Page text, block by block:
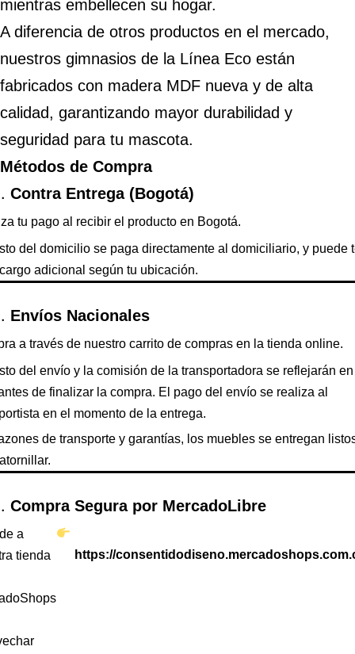
mientras embellecen su hogar.
A diferencia de otros productos en el mercado,
nuestros gimnasios de la Línea Eco están
fabricados con madera MDF nueva y de alta
calidad, garantizando mayor durabilidad y
seguridad para tu mascota.
Métodos de Compra
Contra Entrega (Bogotá)
tu pago al recibir el producto en Bogotá.
del domicilio se paga directamente al domiciliario, y puede
adicional según tu ubicación.
Envíos Nacionales
a través de nuestro carrito de compras en la tienda online.
del envío y la comisión de la transportadora se reflejarán
de finalizar la compra. El pago del envío se realiza al
en el momento de la entrega.
de transporte y garantías, los muebles se entregan
Compra Segura por MercadoLibre
a
tienda
https://